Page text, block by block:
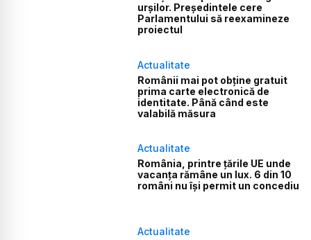
urșilor. Președintele cere
Parlamentului să reexamineze
proiectul
Actualitate
Românii mai pot obține gratuit
prima carte electronică de
identitate. Până când este
valabilă măsura
Actualitate
România, printre țările UE unde
vacanța rămâne un lux. 6 din 10
români nu își permit un concediu
Actualitate